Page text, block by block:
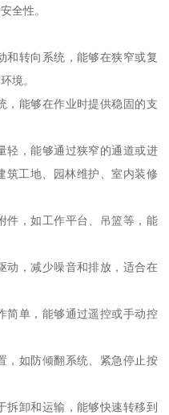
全性。
和转向系统，能够在狭窄或复
境。
，能够在作业时提供稳固的支
轻，能够通过狭窄的通道或进
筑工地、园林维护、室内装修
件，如工作平台、吊篮等，能
动，减少噪音和排放，适合在
简单，能够通过遥控或手动控
，如防倾翻系统、紧急停止按
拆卸和运输，能够快速转移到